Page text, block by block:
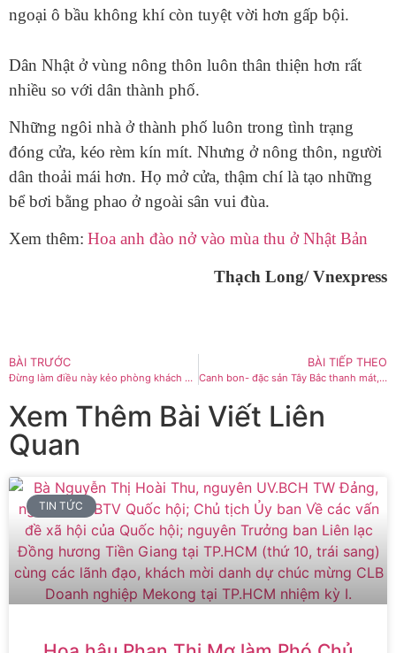
ngoại ô bầu không khí còn tuyệt vời hơn gấp bội.
Dân Nhật ở vùng nông thôn luôn thân thiện hơn rất
nhiều so với dân thành phố.
Những ngôi nhà ở thành phố luôn trong tình trạng
đóng cửa, kéo rèm kín mít. Nhưng ở nông thôn, người
dân thoải mái hơn. Họ mở cửa, thậm chí là tạo những
bể bơi bằng phao ở ngoài sân vui đùa.
Xem thêm: Hoa anh đào nở vào mùa thu ở Nhật Bản
Thạch Long/ Vnexpress
BÀI TRƯỚC
Đừng làm điều này kẻo phòng khách sạn bị đột nhập
BÀI TIẾP THEO
Canh bon- đặc sản Tây Bắc thanh mát, say đắm lòng người
Xem Thêm Bài Viết Liên
Quan
TIN TỨC